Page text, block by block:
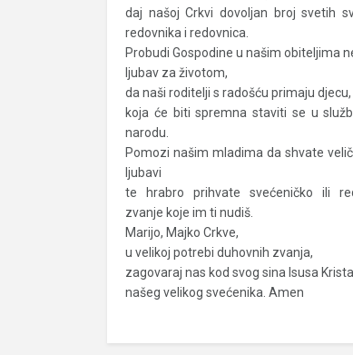
daj našoj Crkvi dovoljan broj svetih
redovnika i redovnica.
Probudi Gospodine u našim obiteljima
ljubav za životom,
da naši roditelji s radošću primaju djecu,
koja će biti spremna staviti se u
narodu.
Pomozi našim mladima da shvate
ljubavi
te hrabro prihvate svećeničko ili
zvanje koje im ti nudiš.
Marijo, Majko Crkve,
u velikoj potrebi duhovnih zvanja,
zagovaraj nas kod svog sina Isusa
našeg velikog svećenika. Amen